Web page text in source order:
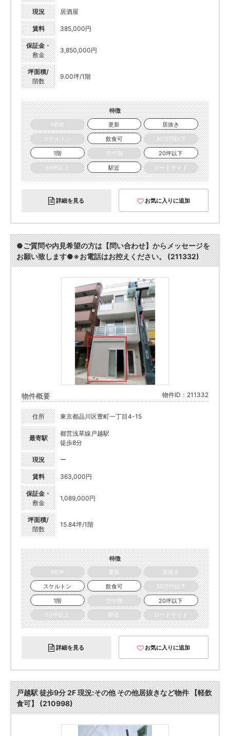
現況 居酒屋
賃料 385,000円
保証金・
敷金
3,850,000円
坪面積/
階数
9.00坪/1階
特徴
NEW
更新
居抜き
スケルトン
飲食可
30万円以下
1階
空中階
20坪以下
50坪以上
駅近 ロードサイド
詳細を見る お気に入りに追加
●ご質問や内見希望の方は【問い合わせ】からメッセージを
お願い致します●※お電話はお控えください。 (211332)
物件概要 物件ID：211332
住所 東京都品川区豊町一丁目4-15
最寄駅
都営浅草線戸越駅
徒歩8分
現況 ー
賃料 363,000円
保証金・
敷金
1,089,000円
坪面積/
階数
15.84坪/1階
特徴
NEW
更新
居抜き
スケルトン
飲食可
30万円以下
1階
空中階
20坪以下
50坪以上
駅近 ロードサイド
詳細を見る お気に入りに追加
戸越駅 徒歩9分 2F 現況:その他 その他居抜きなど物件 【軽飲
食可】 (210998)